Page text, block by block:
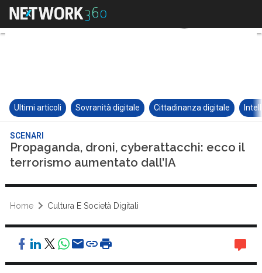
Ultimi articoli Sovranità digitale Cittadinanza digitale
SCENARI
Propaganda, droni, cyberattacchi: ecco il
terrorismo aumentato dall’IA
Home Cultura E Società Digitali